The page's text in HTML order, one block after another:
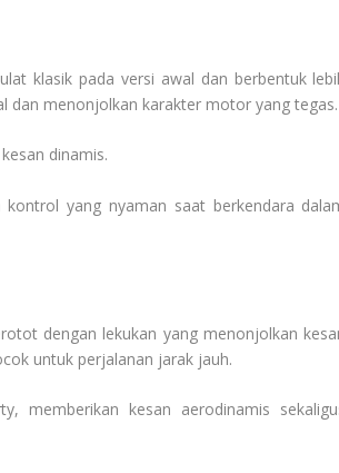
klasik pada versi awal dan berbentuk
dan menonjolkan karakter motor yang tegas.
dinamis.
yang nyaman saat berkendara
dengan lekukan yang menonjolkan
untuk perjalanan jarak jauh.
memberikan kesan aerodinamis